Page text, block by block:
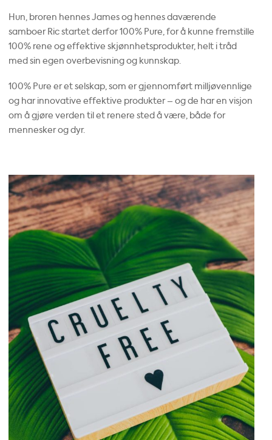
Hun, broren hennes James og hennes daværende
samboer Ric startet derfor 100% Pure, for å kunne fremstille
100% rene og effektive skjønnhetsprodukter, helt i tråd
med sin egen overbevisning og kunnskap.
100% Pure er et selskap, som er gjennomført milljøvennlige
og har innovative effektive produkter – og de har en visjon
om å gjøre verden til et renere sted å være, både for
mennesker og dyr.